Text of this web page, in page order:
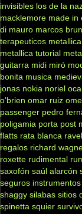
invisibles los de la
macklemore made in
di mauro marcos
terapeuticos
metallica tutorial
guitarra midi miró
bonita musica
jonas nokia noriel
o'brien omar ruiz
passenger pedro
poligamia porta post
flatts rata blanca ravel
regalos richard
roxette rudimental
saxofón saúl alarcón
seguros
shaggy silabas sitios
spinetta squier